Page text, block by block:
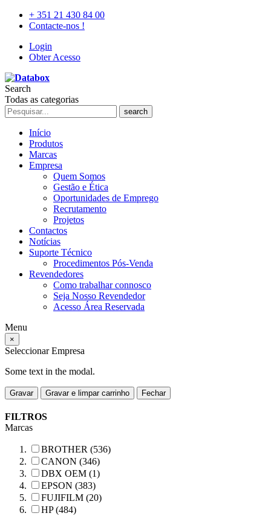
+ 351 21 430 84 00
Contacte-nos !
Login
Obter Acesso
Search
Todas as categorias
search
Início
Produtos
Marcas
Empresa
Quem Somos
Gestão e Ética
Oportunidades de Emprego
Recrutamento
Projetos
Contactos
Notícias
Suporte Técnico
Procedimentos Pós-Venda
Revendedores
Como trabalhar connosco
Seja Nosso Revendedor
Acesso Área Reservada
Menu
×
Seleccionar Empresa
Some text in the modal.
Gravar Gravar e limpar carrinho Fechar
FILTROS
Marcas
BROTHER (536)
CANON (346)
DBX OEM (1)
EPSON (383)
FUJIFILM (20)
HP (484)